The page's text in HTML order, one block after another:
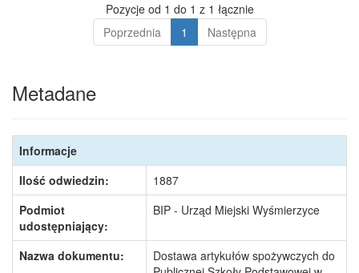
Pozycje od 1 do 1 z 1 łącznie
Poprzednia
1 Następna
Metadane
Informacje
Ilość odwiedzin:
1887
Podmiot
udostępniający:
BIP - Urząd Miejski Wyśmierzyce
Nazwa dokumentu:
Dostawa artykułów spożywczych do